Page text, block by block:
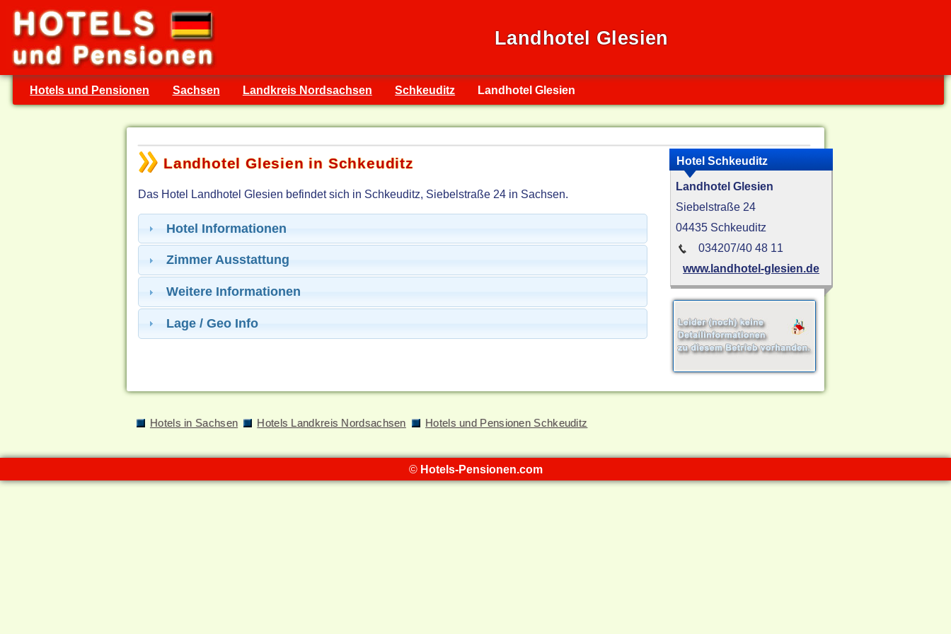
Landhotel Glesien
Hotels und Pensionen Sachsen Landkreis Nordsachsen Schkeuditz Landhotel Glesien
Landhotel Glesien in Schkeuditz
Das Hotel Landhotel Glesien befindet sich in Schkeuditz, Siebelstraße 24 in Sachsen.
Hotel Informationen
Zimmer Ausstattung
Weitere Informationen
Lage / Geo Info
Hotel Schkeuditz
Landhotel Glesien
Siebelstraße 24
04435 Schkeuditz
034207/40 48 11
www.landhotel-glesien.de
Hotels in Sachsen Hotels Landkreis Nordsachsen Hotels und Pensionen Schkeuditz
© Hotels-Pensionen.com